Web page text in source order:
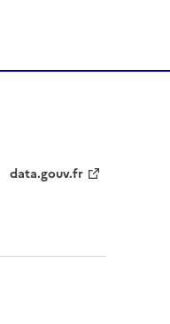
data.gouv.fr